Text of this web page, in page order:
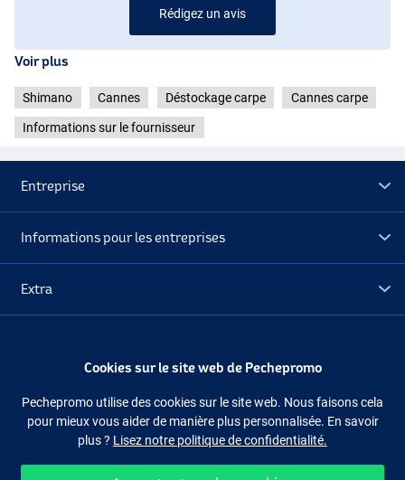
Rédigez un avis
Voir plus
Shimano Cannes Déstockage carpe Cannes carpe
Informations sur le fournisseur
Entreprise
Informations pour les entreprises
Extra
Suivez-nous Facebook Instagram
Cookies sur le site web de Pechepromo
Pechepromo utilise des cookies sur le site web. Nous faisons cela
pour mieux vous aider de manière plus personnalisée. En savoir
plus ? Lisez notre politique de confidentialité.